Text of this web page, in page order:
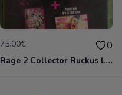
75.00€ 0
Rage 2 Collector Ruckus Le Broyeur Neuf